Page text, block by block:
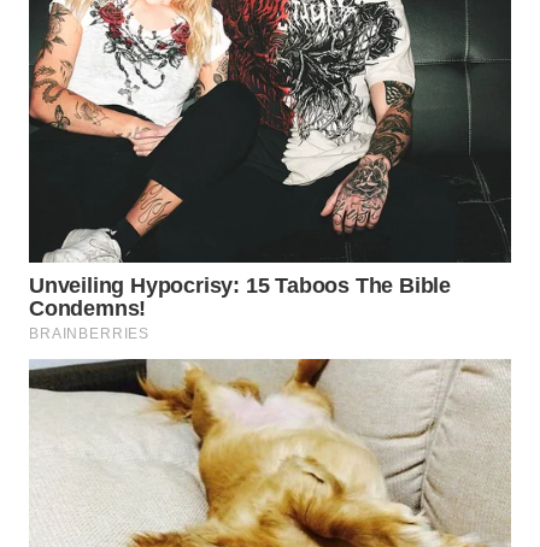
WN
LABUANBAJO
WN
Group
WAHANA
NEWS
WAHANA
WAHANA
ADVOKAT